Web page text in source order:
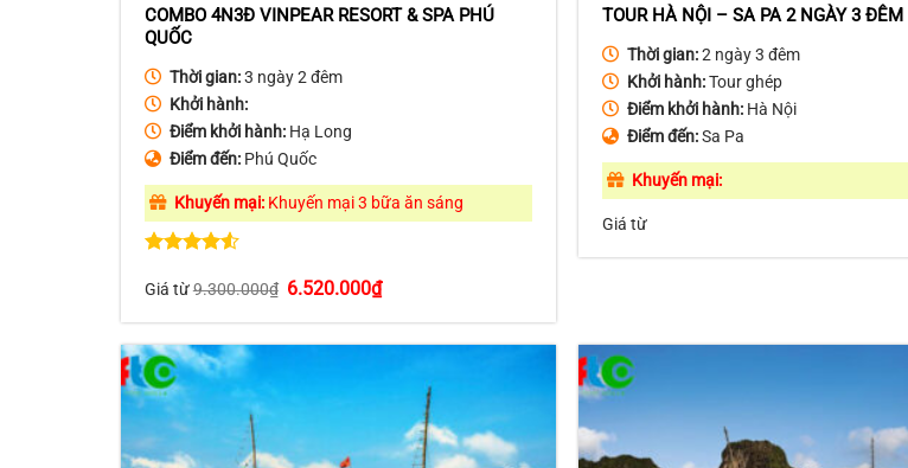
COMBO 4N3Đ VINPEAR RESORT & SPA PHÚ
QUỐC
Thời gian:3 ngày 2 đêm
Khởi hành:
Điểm khởi hành:Hạ Long
Điểm đến:Phú Quốc
Khuyến mại:Khuyến mại 3 bữa ăn sáng
hạng4.50
Giá từ9.300.000₫ Giá
là:
6.520.000₫Giá
hiện
tại
TOUR HÀ NỘI – SA PA 2 NGÀY 3 ĐÊM
Thời gian:2 ngày 3 đêm
Khởi hành:Tour ghép
Điểm khởi hành: Hà Nội
Điểm đến:Sa Pa
Khuyến mại:
Giá từ